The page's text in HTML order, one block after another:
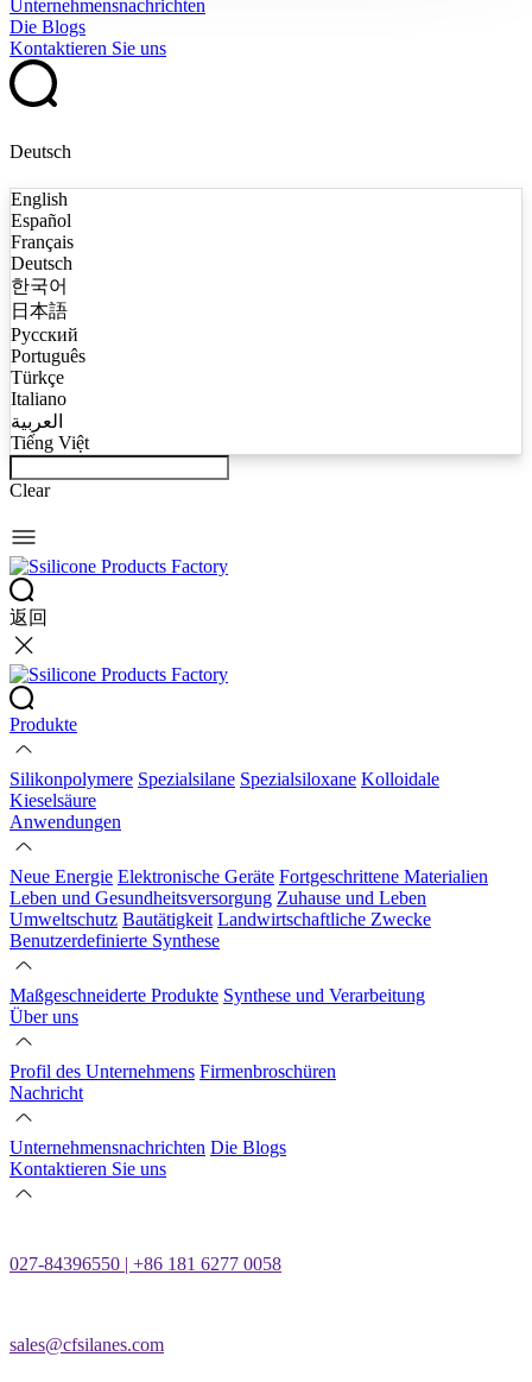
Unternehmensnachrichten
Die Blogs
Kontaktieren Sie uns
Deutsch
English
Español
Français
Deutsch
한국어
日本語
Русский
Português
Türkçe
Italiano
العربية
Tiếng Việt
Clear
返回
Produkte
Silikonpolymere Spezialsilane Spezialsiloxane Kolloidale
Kieselsäure
Anwendungen
Neue Energie Elektronische Geräte Fortgeschrittene Materialien
Leben und Gesundheitsversorgung Zuhause und Leben
Umweltschutz Bautätigkeit Landwirtschaftliche Zwecke
Benutzerdefinierte Synthese
Maßgeschneiderte Produkte Synthese und Verarbeitung
Über uns
Profil des Unternehmens Firmenbroschüren
Nachricht
Unternehmensnachrichten Die Blogs
Kontaktieren Sie uns
027-84396550 | +86 181 6277 0058
sales@cfsilanes.com